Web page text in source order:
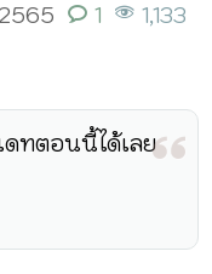
1 1,133
ดทตอนนี้ได้เลย